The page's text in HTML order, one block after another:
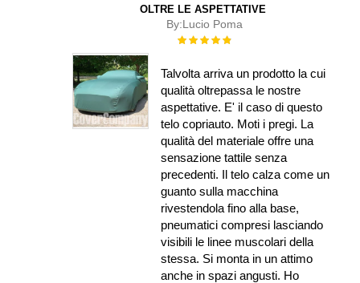
OLTRE LE ASPETTATIVE
By:Lucio Poma
Rating:
Talvolta arriva un prodotto la cui
qualità oltrepassa le nostre
aspettative. E' il caso di questo
telo copriauto. Moti i pregi. La
qualità del materiale offre una
sensazione tattile senza
precedenti. Il telo calza come un
guanto sulla macchina
rivestendola fino alla base,
pneumatici compresi lasciando
visibili le linee muscolari della
stessa. Si monta in un attimo
anche in spazi angusti. Ho